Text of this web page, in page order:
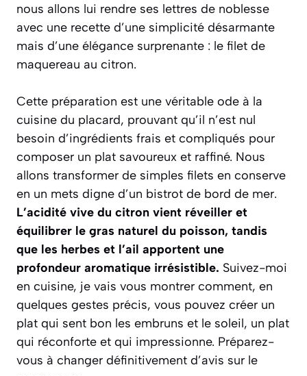
nous allons lui rendre ses lettres de noblesse
avec une recette d’une simplicité désarmante
mais d’une élégance surprenante : le filet de
maquereau au citron.
Cette préparation est une véritable ode à la
cuisine du placard, prouvant qu’il n’est nul
besoin d’ingrédients frais et compliqués pour
composer un plat savoureux et raffiné. Nous
allons transformer de simples filets en conserve
en un mets digne d’un bistrot de bord de mer.
L’acidité vive du citron vient réveiller et
équilibrer le gras naturel du poisson, tandis
que les herbes et l’ail apportent une
profondeur aromatique irrésistible. Suivez-moi
en cuisine, je vais vous montrer comment, en
quelques gestes précis, vous pouvez créer un
plat qui sent bon les embruns et le soleil, un plat
qui réconforte et qui impressionne. Préparez-
vous à changer définitivement d’avis sur le